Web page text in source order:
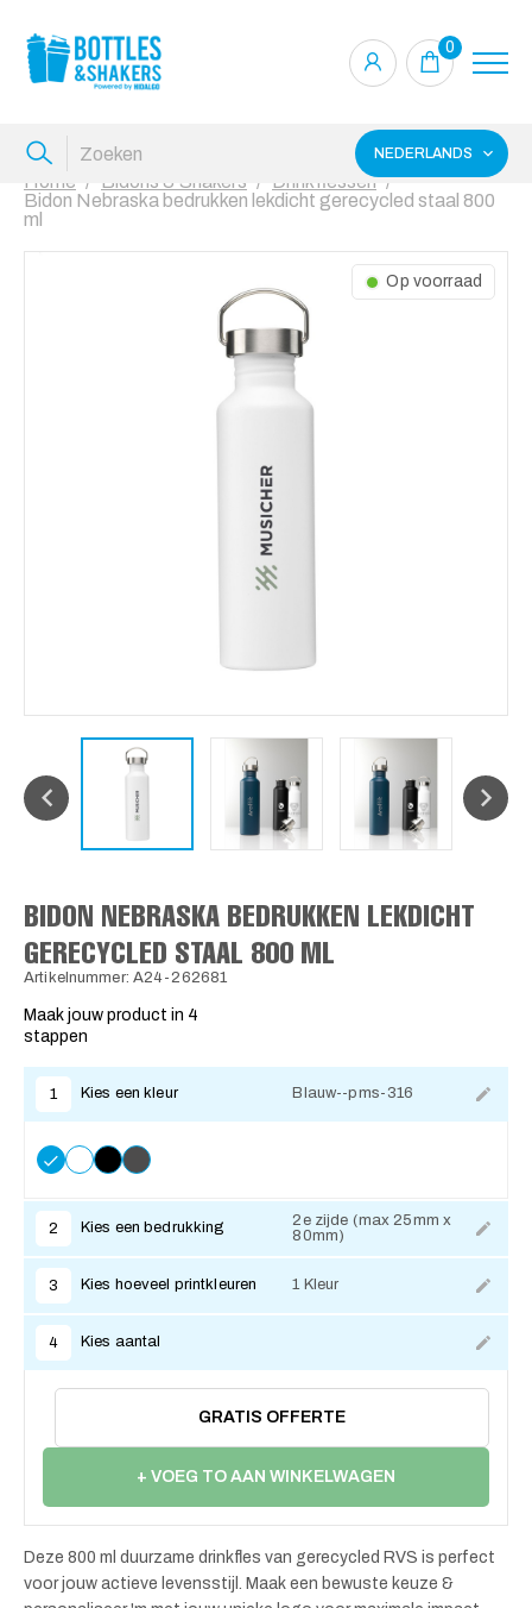
0
NEDERLANDS
Home Bidons & Shakers
Drinkflessen
Bidon Nebraska bedrukken lekdicht gerecycled staal 800
ml
Op voorraad
BIDON NEBRASKA BEDRUKKEN LEKDICHT
GERECYCLED STAAL 800 ML
Artikelnummer: A24-262681
Maak jouw product in 4
stappen
1 Kies een kleur Blauw--pms-316
2 Kies een bedrukking
2e zijde (max 25mm x
80mm)
3 Kies hoeveel printkleuren 1 Kleur
4 Kies aantal
GRATIS OFFERTE
+ VOEG TO AAN WINKELWAGEN
Deze 800 ml duurzame drinkfles van gerecycled RVS is perfect
voor jouw actieve levensstijl. Maak een bewuste keuze &